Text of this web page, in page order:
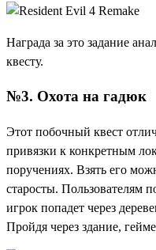
Награда за это задание
квесту.
№3. Охота на гадюк
Этот побочный квест
привязки к конкретным
поручениях. Взять его
старосты. Пользователям
игрок попадет через
Пройдя через здание,